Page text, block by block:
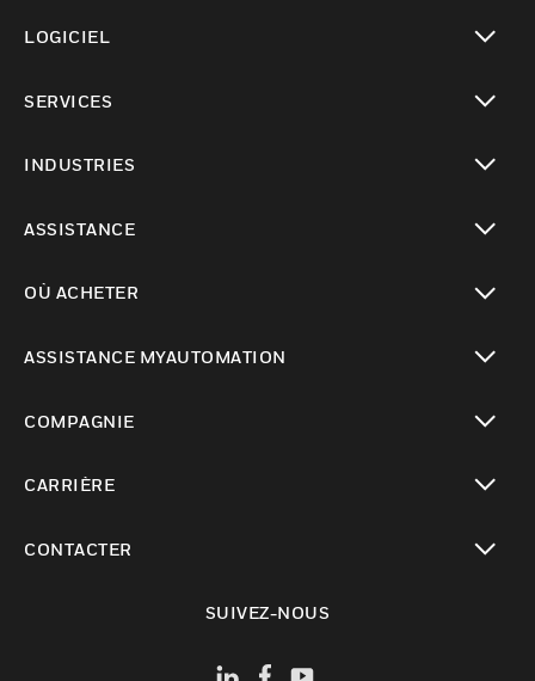
LOGICIEL
SERVICES
INDUSTRIES
ASSISTANCE
OÙ ACHETER
ASSISTANCE MYAUTOMATION
COMPAGNIE
CARRIÈRE
CONTACTER
SUIVEZ-NOUS